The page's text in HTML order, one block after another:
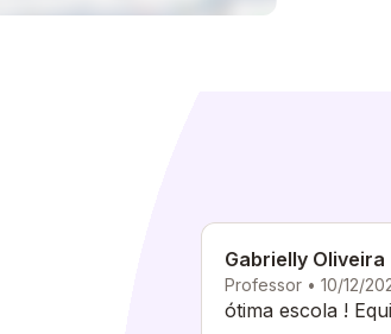
Gabrielly Oliveira
Professor • 10/12/
ótima escola !